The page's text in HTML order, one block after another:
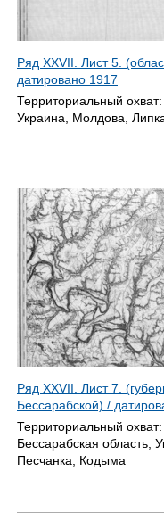
Ряд XXVII. Лист 5.
датировано 1917
Территориальный охват:
Украина, Молдова,
Ряд XXVII. Лист 7.
Бессарабской) /
Территориальный охват:
Бессарабская область,
Песчанка, Кодыма